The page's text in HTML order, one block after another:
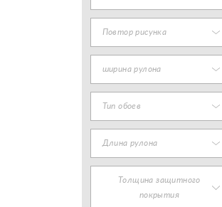
Повтор рисунка
ширина рулона
Тип обоев
Длина рулона
Толщина защитного
покрытия